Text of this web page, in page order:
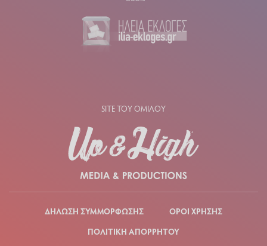
SITE ΤΟΥ ΟΜΙΛΟΥ
ΔΗΛΩΣΗ ΣΥΜΜΟΡΦΩΣΗΣ
ΟΡΟΙ ΧΡΗΣΗΣ
ΠΟΛΙΤΙΚΗ ΑΠΟΡΡΗΤΟΥ